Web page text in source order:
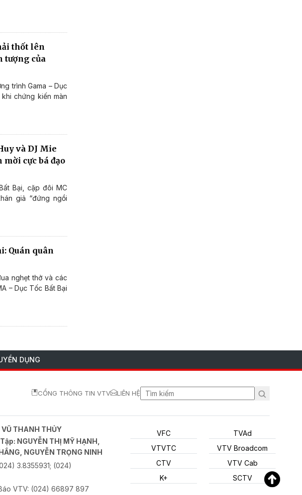
thốt lên
tượng của
trình Gama – Dục
chứng kiến màn
và DJ Mie
cực bá đạo
Bại, cặp đôi MC
giả “đứng ngồi
Quán quân
nghẹt thở và các
– Dục Tốc Bất Bại
DỤNG
CỔNG THÔNG TIN VTV LIÊN HỆ
VŨ THANH THỦY
NGUYỄN THỊ MỸ HẠNH,
NGUYỄN TRỌNG NINH
3.8355931; (024)
VTV: (024) 66897 897
VFC
VTVTC
CTV
K+
TVAd
VTV Broadcom
VTV Cab
SCTV